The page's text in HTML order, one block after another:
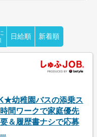
日給順 新着順
幼稚園バスの添乗ス
間ワークで家庭優先
＆履歴書ナシで応募